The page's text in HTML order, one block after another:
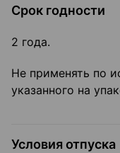
Срок годности
2 года.
Не применять по
указанного на
Условия отпуска